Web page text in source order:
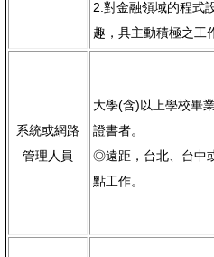
2.對金融領域的程式
趣，具主動積極之工
系統或網路
管理人員
大學(含)以上學校畢
證書者。
◎遠距，台北、台中
點工作。